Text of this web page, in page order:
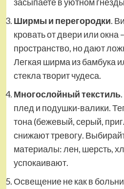
Ширмы и перегородки.
кровать от двери или окна
пространство, но дают
Легкая ширма из бамбука
стекла творит чудеса.
Многослойный текстиль
плед и подушки-валики.
тона (бежевый, серый,
снижают тревогу.
материалы: лен, шерсть,
успокаивают.
Освещение не как в